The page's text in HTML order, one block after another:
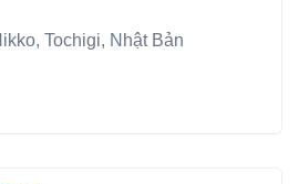
Tochigi, Nhật Bản